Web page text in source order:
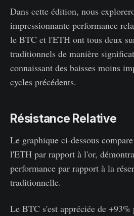
Dans cette édition, nous
impressionnante performance
le BTC et l'ETH ont tous deux
traditionnels de manière
connaissant des baisses moins
cycles précédents.
Résistance Relative
Le graphique ci-dessous
l'ETH par rapport à l'or,
performance par rapport à la
traditionnelle.
Le BTC s'est appréciée de